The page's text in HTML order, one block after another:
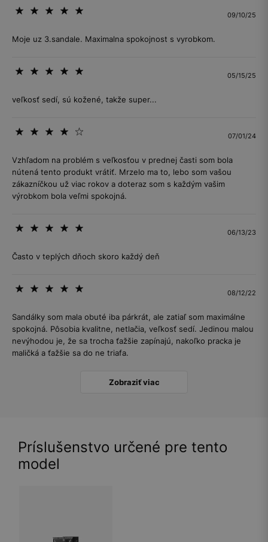
09/10/25
Moje uz 3.sandale. Maximalna spokojnost s vyrobkom.
05/15/25
veľkosť sedí, sú kožené, takže super...
07/01/24
Vzhľadom na problém s veľkosťou v prednej časti som bola
nútená tento produkt vrátiť. Mrzelo ma to, lebo som vašou
zákazníčkou už viac rokov a doteraz som s každým vašim
výrobkom bola veľmi spokojná.
06/13/23
Často v teplých dňoch skoro každý deň
08/12/22
Sandálky som mala obuté iba párkrát, ale zatiaľ som maximálne
spokojná. Pôsobia kvalitne, netlačia, veľkosť sedí. Jedinou malou
nevýhodou je, že sa trocha ťažšie zapínajú, nakoľko pracka je
maličká a ťažšie sa do ne triafa.
Zobraziť viac
Príslušenstvo určené pre tento
model